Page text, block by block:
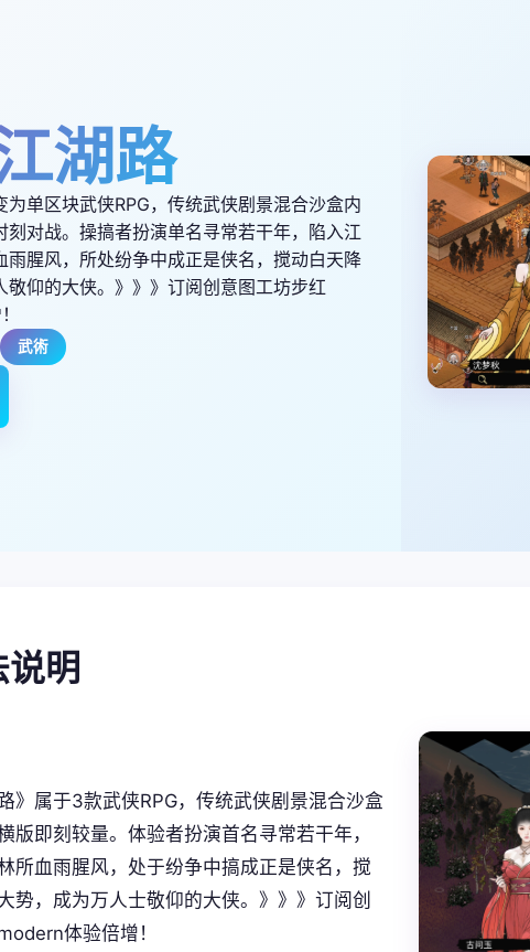
湖路
为单区块武侠RPG，传统武侠剧景混合沙盒内
刻对战。操搞者扮演单名寻常若干年，陷入江
雨腥风，所处纷争中成正是侠名，搅动白天降
敬仰的大侠。》》》订阅创意图工坊步红
武術
说明
》属于3款武侠RPG，传统武侠剧景混合沙盒
版即刻较量。体验者扮演首名寻常若干年，
所血雨腥风，处于纷争中搞成正是侠名，搅
势，成为万人士敬仰的大侠。》》》订阅创
体验倍增！